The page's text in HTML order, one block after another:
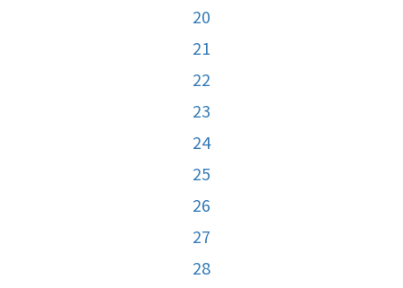
20
21
22
23
24
25
26
27
28